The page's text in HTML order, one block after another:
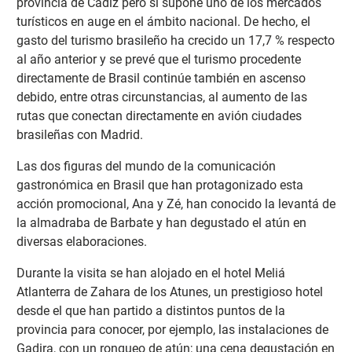
turísticos en auge en el ámbito nacional. De hecho, el
gasto del turismo brasileño ha crecido un 17,7 % respecto
al año anterior y se prevé que el turismo procedente
directamente de Brasil continúe también en ascenso
debido, entre otras circunstancias, al aumento de las
rutas que conectan directamente en avión ciudades
brasileñas con Madrid.
Las dos figuras del mundo de la comunicación
gastronómica en Brasil que han protagonizado esta
acción promocional, Ana y Zé, han conocido la levantá de
la almadraba de Barbate y han degustado el atún en
diversas elaboraciones.
Durante la visita se han alojado en el hotel Meliá
Atlanterra de Zahara de los Atunes, un prestigioso hotel
desde el que han partido a distintos puntos de la
provincia para conocer, por ejemplo, las instalaciones de
Gadira, con un ronqueo de atún; una cena degustación en